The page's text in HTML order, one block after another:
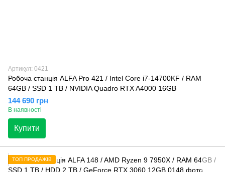
Артикул: 0421
Робоча станція ALFA Pro 421 / Intel Core i7-14700KF / RAM
64GB / SSD 1 TB / NVIDIA Quadro RTX A4000 16GB
144 690 грн
В наявності
Купити
ТОП ПРОДАЖІВ